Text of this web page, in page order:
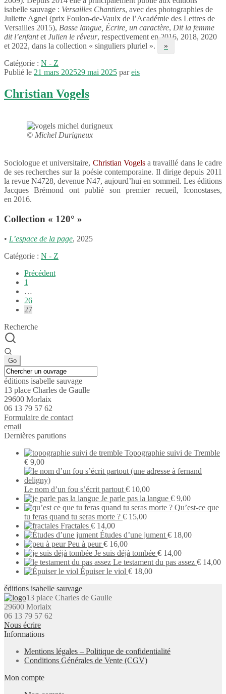
isabelle sauvage : Versailles Chan­tiers, avec des photo­gra­phies de
Juliette Agnel (prix Foulon-​de-​Vaulx de l’Académie des Lettres de
Versailles 2015), Basse langue, Écrire, un carac­tère, Dit la femme
dit l’enfantet Julien le rêveur, respec­ti­ve­ment en 2016, 2018, 2020
et 2022, dans la collec­tion « singu­liers pluriel ».
»
Catégorie : N - Z
Publié le 21 mars 202529 mai 2025 pareis
Christian Vogels
© Michel Durigneux
Socio­logue et univer­si­taire, Chris­tian Vogelsa travaillé dans le cadre
de ses recherches sur la poésie contem­po­raine. Il dirige depuis 2011
la revue N4728, deve­nue N47, aujourd’hui en sommeil. Les éditions
Jacques Brémond ont publié son premier recueil, Icono­stases,
en 2016.
Collection « 120° »
• L’espace de la page, 2025
Catégorie : N - Z
Pagination
des
publications
Précédent
1
…
26
27
Recherche
éditions isabelle sauvage
13 place Charles de Gaulle
29600 Morlaix
06 13 79 57 62
Formu­laire de contact
email
Dernières parutions
Topographie suivi de Tremble
€ 9,00
Le nom d’un fou s’écrit partout € 10,00
Je parle pas la langue € 9,00
Qu’est-ce que
tu feras quand tu seras morte ? € 15,00
Fractales € 14,00
Études d’une jument € 18,00
Peu à peur € 16,00
Je suis déjà tombée € 14,00
Le testament du pas assez € 14,00
Épuiser le viol € 18,00
éditions isabelle sauvage
13 place Charles de Gaulle
29600 Morlaix
06 13 79 57 62
Nous écrire
Informations
Mentions légales – Politique de confidentialité
Conditions Générales de Vente (CGV)
Mon compte